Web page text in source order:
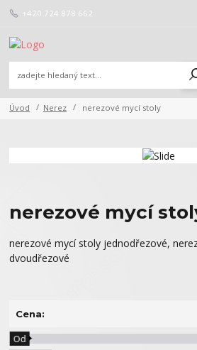
+420 724 878 662
Úvod Nerez nerezové mycí stoly
nerezové mycí
nerezové mycí stoly jednodřezové,
dvoudřezové
Cena:
Od